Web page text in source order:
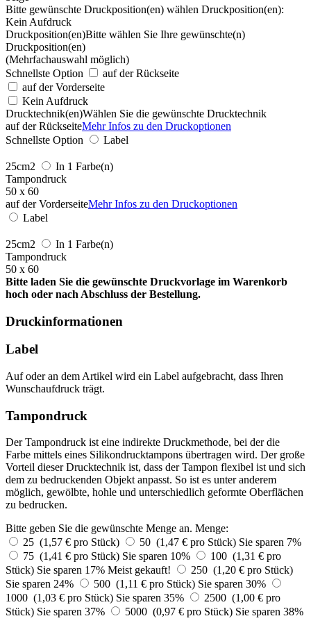
Bitte gewünschte Druckposition(en) wählen Druckposition(en):
Kein Aufdruck
Druckposition(en)Bitte wählen Sie Ihre gewünschte(n)
Druckposition(en)
(Mehrfachauswahl möglich)
Schnellste Option
auf der Rückseite
auf der Vorderseite
Kein Aufdruck
Drucktechnik(en)Wählen Sie die gewünschte Drucktechnik
auf der RückseiteMehr Infos zu den Druckoptionen
Schnellste Option
Label
25cm2
In 1 Farbe(n)
Tampondruck
50 x 60
auf der VorderseiteMehr Infos zu den Druckoptionen
Label
25cm2
In 1 Farbe(n)
Tampondruck
50 x 60
Bitte laden Sie die gewünschte Druckvorlage im Warenkorb
hoch oder nach Abschluss der Bestellung.
Druckinformationen
Label
Auf oder an dem Artikel wird ein Label aufgebracht, dass Ihren
Wunschaufdruck trägt.
Tampondruck
Der Tampondruck ist eine indirekte Druckmethode, bei der die
Farbe mittels eines Silikondrucktampons übertragen wird. Der große
Vorteil dieser Drucktechnik ist, dass der Tampon flexibel ist und sich
dem zu bedruckenden Objekt anpasst. So ist es unter anderem
möglich, gewölbte, hohle und unterschiedlich geformte Oberflächen
zu bedrucken.
Bitte geben Sie die gewünschte Menge an. Menge:
25 (1,57 € pro Stück)
50 (1,47 € pro Stück) Sie sparen 7%
75 (1,41 € pro Stück) Sie sparen 10%
100 (1,31 € pro
Stück) Sie sparen 17% Meist gekauft!
250 (1,20 € pro Stück)
Sie sparen 24%
500 (1,11 € pro Stück) Sie sparen 30%
1000 (1,03 € pro Stück) Sie sparen 35%
2500 (1,00 € pro
Stück) Sie sparen 37% 5000 (0,97 € pro Stück) Sie sparen 38%